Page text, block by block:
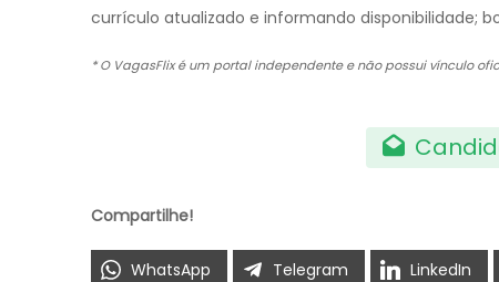
currículo atualizado e informando disponibilidade;
* O VagasFlix é um portal independente e não possui vínculo
Compartilhe!
WhatsApp Telegram LinkedIn